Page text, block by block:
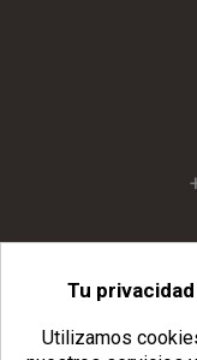
Tu
Utilizamos